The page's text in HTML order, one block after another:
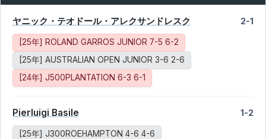
ヤニック・テオドール・アレクサンドレスク 2-1
[25年] ROLAND GARROS JUNIOR 7-5 6-2
[25年] AUSTRALIAN OPEN JUNIOR 3-6 2-6
[24年] J500PLANTATION 6-3 6-1
Pierluigi Basile 1-2
[25年] J300ROEHAMPTON 4-6 4-6